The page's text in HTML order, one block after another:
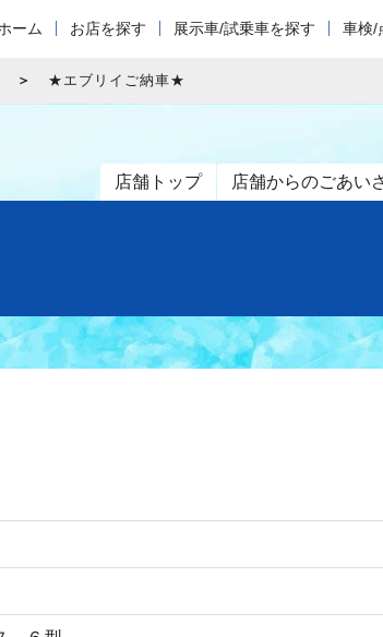
ーム お店を探す 展示車/試乗車を探す 車検/
★エブリイご納車★
店舗トップ 店舗からのごあい